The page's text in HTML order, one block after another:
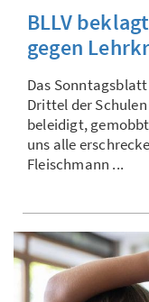
BLLV
gegen
Das
Drittel der
beleidigt,
uns alle
Fleischmann ...